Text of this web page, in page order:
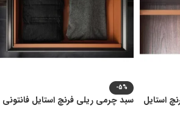
استایل
-5%
سبد چرمی ریلی فرنچ استایل فانتونی